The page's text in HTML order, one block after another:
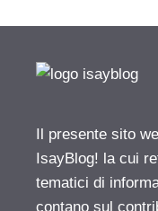
Il presente sito
IsayBlog! la cui
tematici di
contano sul